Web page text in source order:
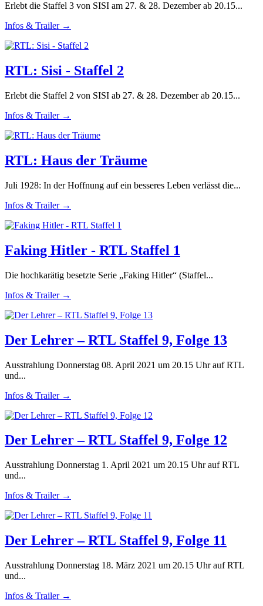
Erlebt die Staffel 3 von SISI am 27. & 28. Dezember ab 20.15...
Infos & Trailer →
RTL: Sisi - Staffel 2
Erlebt die Staffel 2 von SISI ab 27. & 28. Dezember ab 20.15...
Infos & Trailer →
RTL: Haus der Träume
Juli 1928: In der Hoffnung auf ein besseres Leben verlässt die...
Infos & Trailer →
Faking Hitler - RTL Staffel 1
Die hochkarätig besetzte Serie „Faking Hitler“ (Staffel...
Infos & Trailer →
Der Lehrer – RTL Staffel 9, Folge 13
Ausstrahlung Donnerstag 08. April 2021 um 20.15 Uhr auf RTL
und...
Infos & Trailer →
Der Lehrer – RTL Staffel 9, Folge 12
Ausstrahlung Donnerstag 1. April 2021 um 20.15 Uhr auf RTL
und...
Infos & Trailer →
Der Lehrer – RTL Staffel 9, Folge 11
Ausstrahlung Donnerstag 18. März 2021 um 20.15 Uhr auf RTL
und...
Infos & Trailer →